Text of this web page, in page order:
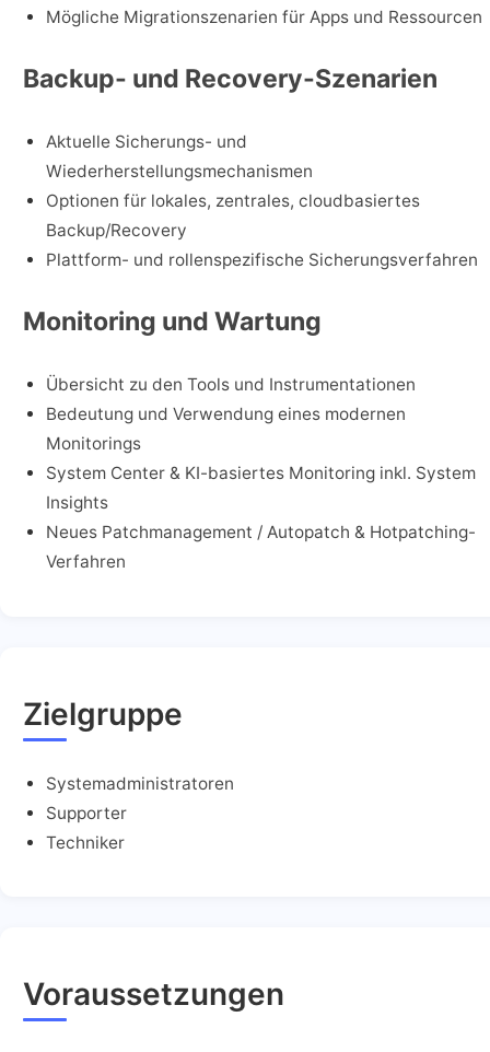
Mögliche Migrationszenarien für Apps und Ressourcen
Backup- und Recovery-Szenarien
Aktuelle Sicherungs- und
Wiederherstellungsmechanismen
Optionen für lokales, zentrales, cloudbasiertes
Backup/Recovery
Plattform- und rollenspezifische Sicherungsverfahren
Monitoring und Wartung
Übersicht zu den Tools und Instrumentationen
Bedeutung und Verwendung eines modernen
Monitorings
System Center & KI-basiertes Monitoring inkl. System
Insights
Neues Patchmanagement / Autopatch & Hotpatching-
Verfahren
Zielgruppe
Systemadministratoren
Supporter
Techniker
Voraussetzungen